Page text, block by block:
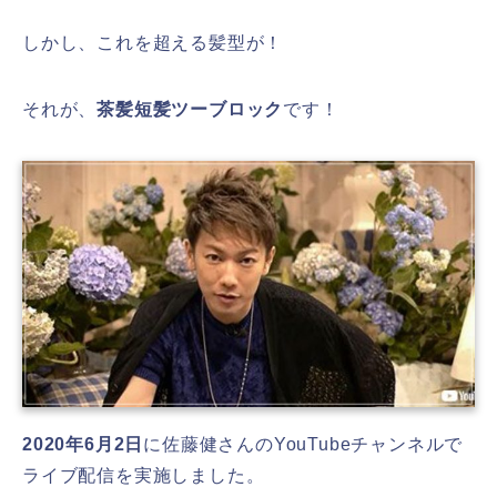
しかし、これを超える髪型が！
それが、茶髪短髪ツーブロック です！
2020年6月2日 に佐藤健さんのYouTubeチャンネルで
ライブ配信を実施しました。